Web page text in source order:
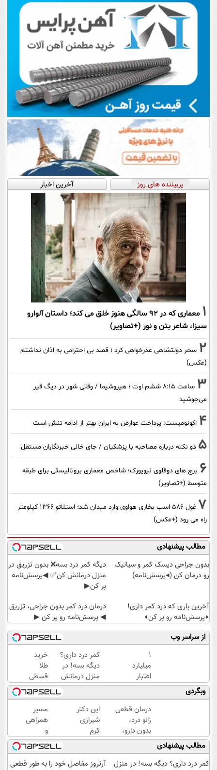
پربیننده های روز آخرین اخبار
1
معماری که در 92 سالگی هنوز خلق می کند؛ داستان آلوارو
سیزا، شاعر بتن و نور (+تصاویر)
2 سحر دولتشاهی عذرخواهی کرد ؛ قصد بی احترامی به اذان نداشتم
(عکس)
3
ساعت ۸:۱۵ ششم اوت ؛ هیروشیما / وقتی شهر در دیگ قیر
می‌جوشید
4 اکونومیست: پرداخت عوارض به ایران بهتر از ادامه تنش است
5 دو نکته درباره مصاحبه با پزشکیان / جای خالی خبرنگاران مستقل
6 برج های دوقلوی نیویورک؛ شاخص معماری بروتالیستی برای طبقه
متوسط (+تصاویر)
7
غول 586 اسب بخاری هواوی وارد میدان شد؛ استلاتو 1366 کیلومتر
راه می رود (+عکس)
مطالب پیشنهادی
بدون جراحی دیسک کمر و سیاتیک
رو درمان کن (◂پرسش‌نامه)
دیگه کمر درد بسه❌ بدون تزریق در
منزل درمانش کن✅ ◀پرسش‌نامه
پر کن▶
آخرین باری که درد کمر داری!
◗پرسش‌نامه رو پر کن◖
درمان درد کمر بدون جراحی، تزریق
◀ پرسش‌نامه رو پر کن ▶
از سراسر وب
۱
میلیارد
اعتبار
خرید
طلا |
بدون
ضامن
و چک
کمر درد داری؟
دیگه بسه! در
منزل درمانش
کن
(◀پرسش‌نامه)
خرید
طلا
قسطی
شد!!!!!!
وبگردی
درمان قطعی
زانو درد،
بدون دارو،
بدون تزریق،
بدون
جراحی!
این دکتر
شیرازی
کرم
ترمیم
زخم
ایرانی را
مسیر
همراهی
و
گزارش
عملکرد
گروه
مطالب پیشنهادی
کمر درد داری؟ دیگه بسه! در منزل
آرتروز مفاصل خود را به طور قطعی